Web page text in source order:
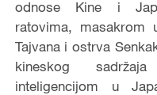
odnose Kine i
ratovima, masakrom
Tajvana i ostrva
kineskog
inteligencijom u